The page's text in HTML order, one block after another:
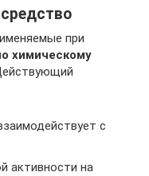
при
химическому
с
активности на